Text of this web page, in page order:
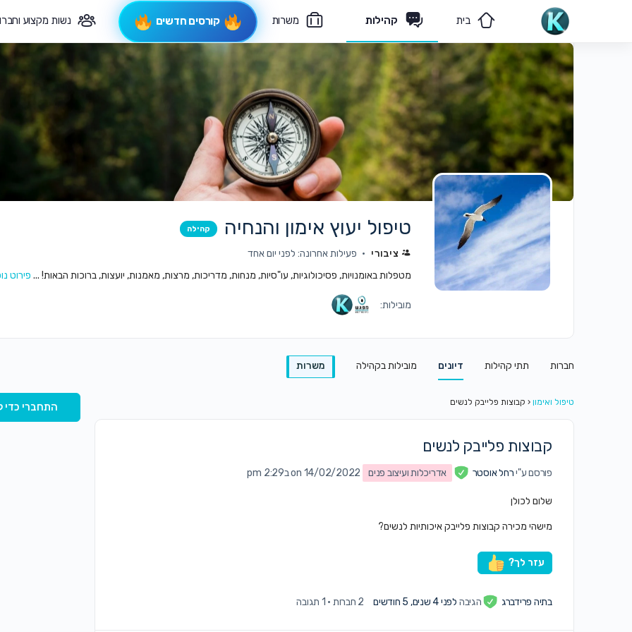
בית קהילות משרות קורסים חדשים נשות מקצוע
מאמרים הצוות שלנו פיקוח תורני
טיפול יעוץ אימון והנחיה קהילה
ציבורי
פעילות אחרונה: לפני יום אחד
מטפלות באומנויות, פסיכולוגיות, עו"סיות, מנחות, מדריכות, מרצות, מאמנות, יועצות, ברוכות הבאות! ... פירוט
מובילות:
חברות תתי קהילות דיונים מובילות בקהילה משרות
טיפול ואימון ‹ קבוצות פלייבק לנשים
קבוצות פלייבק לנשים
פורסם ע"ירחל אוסטר אדריכלות ועיצוב פנים on 14/02/2022 ב2:29 pm
שלום לכולן
מישהי מכירה קבוצות פלייבק איכותיות לנשים?
עזר לך?
בתיה פרידברג הגיבה לפני 4 שנים, 5 חודשים 2 חברות · 1 תגובה
התחברי כדי